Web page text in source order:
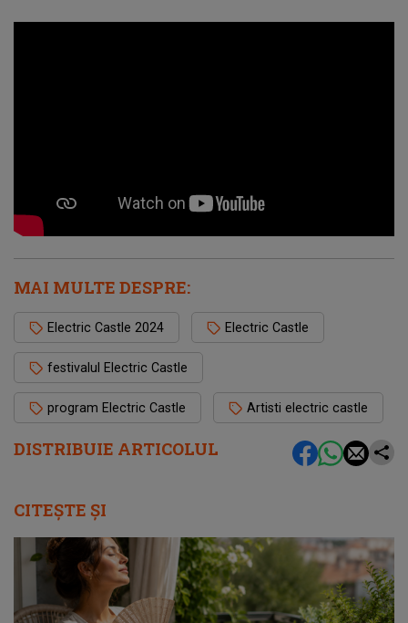
DISTRIBUIE ARTICOLUL
MAI MULTE DESPRE:
Electric Castle 2024 Electric Castle
festivalul Electric Castle
program Electric Castle Artisti electric castle
CITEȘTE ȘI